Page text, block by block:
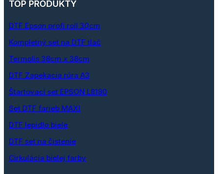
TOP PRODUKTY
DTF Epson profi roll 30cm
Kompletný set na DTF tlač
Termolis 38cm x 38cm
DTF Zapekacia rúra A3
Štartovací set EPSON L8180
Set DTF farieb MAXI
DTF lepidlo biele
DTF set na čistenie
Cirkulácia bielej farby